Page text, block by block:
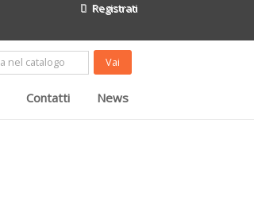
Registrati
Contatti News